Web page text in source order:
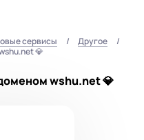
сервисы
Другое
💎
wshu.net 💎